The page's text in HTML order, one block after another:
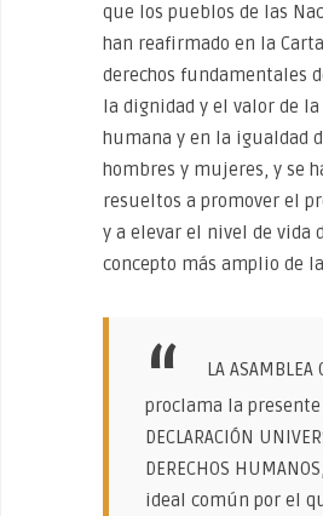
que los pueblos de las
han reafirmado en la
derechos fundamentales
la dignidad y el valor de la
humana y en la igualdad
hombres y mujeres, y se
resueltos a promover el
y a elevar el nivel de vida
concepto más amplio de
LA ASAMBLEA
proclama la presente
DECLARACIÓN
DERECHOS
ideal común por el